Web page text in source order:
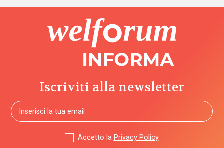
Iscriviti alla newsletter
Accetto la Privacy Policy